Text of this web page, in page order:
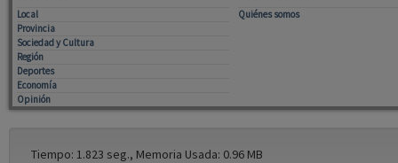
Local
Provincia
Sociedad y Cultura
Región
Deportes
Economía
Opinión
Quiénes somos
Tiempo: 1.823 seg., Memoria Usada: 0.96 MB